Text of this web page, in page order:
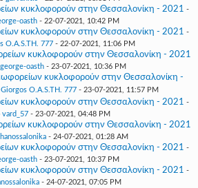
κυκλοφορούν στην Θεσσαλονίκη - 2021 -
oasth- 22-07-2021, 10:42 PM
κυκλοφορούν στην Θεσσαλονίκη - 2021 -
O.A.S.TH. 777- 22-07-2021, 11:06 PM
κυκλοφορούν στην Θεσσαλονίκη - 2021
george-oasth- 23-07-2021, 10:36 PM
κυκλοφορούν στην Θεσσαλονίκη -
Giorgos O.A.S.TH. 777- 23-07-2021, 11:57 PM
κυκλοφορούν στην Θεσσαλονίκη - 2021 -
vard_57- 23-07-2021, 04:48 PM
κυκλοφορούν στην Θεσσαλονίκη - 2021
- 24-07-2021, 01:28 AM
κυκλοφορούν στην Θεσσαλονίκη - 2021 -
oasth- 23-07-2021, 10:37 PM
κυκλοφορούν στην Θεσσαλονίκη - 2021 -
- 24-07-2021, 07:05 PM